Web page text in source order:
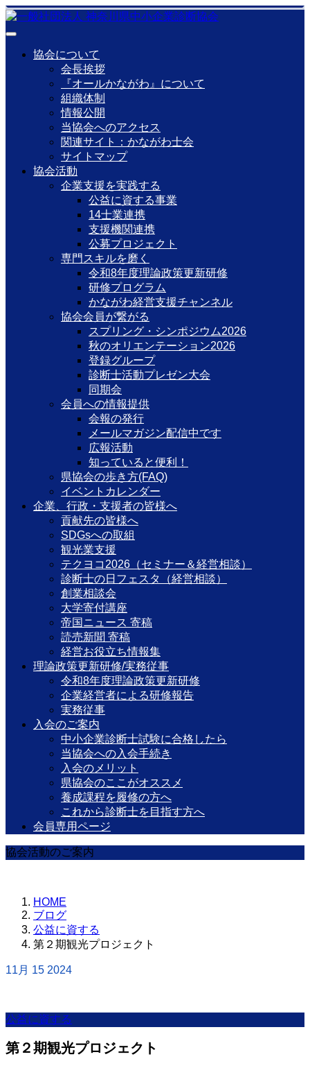
協会について
会長挨拶
『オールかながわ』について
組織体制
情報公開
当協会へのアクセス
関連サイト：かながわ士会
サイトマップ
協会活動
企業支援を実践する
公益に資する事業
14士業連携
支援機関連携
公募プロジェクト
専門スキルを磨く
令和8年度理論政策更新研修
研修プログラム
かながわ経営支援チャンネル
協会会員が繋がる
スプリング・シンポジウム2026
秋のオリエンテーション2026
登録グループ
診断士活動プレゼン大会
同期会
会員への情報提供
会報の発行
メールマガジン配信中です
広報活動
知っていると便利！
県協会の歩き方(FAQ)
イベントカレンダー
企業、行政・支援者の皆様へ
貢献先の皆様へ
SDGsへの取組
観光業支援
テクヨコ2026（セミナー＆経営相談）
診断士の日フェスタ（経営相談）
創業相談会
大学寄付講座
帝国ニュース 寄稿
読売新聞 寄稿
経営お役立ち情報集
理論政策更新研修/実務従事
令和8年度理論政策更新研修
企業経営者による研修報告
実務従事
入会のご案内
中小企業診断士試験に合格したら
当協会への入会手続き
入会のメリット
県協会のここがオススメ
養成課程を履修の方へ
これから診断士を目指す方へ
会員専用ページ
協会活動のご案内
HOME
ブログ
公益に資する
第２期観光プロジェクト
11月 15 2024
公益に資する
第２期観光プロジェクト